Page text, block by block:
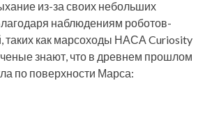
из-за своих небольших
наблюдениям роботов-
таких как марсоходы НАСА Curiosity
знают, что в древнем прошлом
по поверхности Марса: